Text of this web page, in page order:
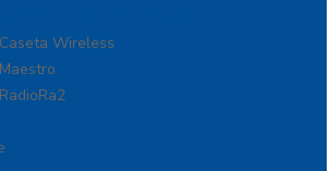
– Casa Inteligente
Wireless